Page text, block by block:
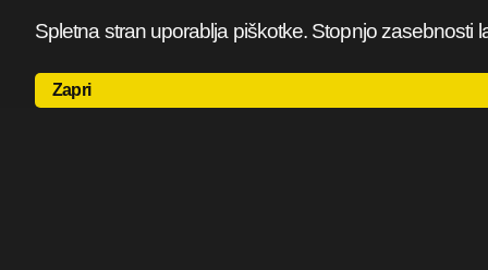
Spletna stran uporablja piškotke. Stopnjo zasebnosti
Zapri